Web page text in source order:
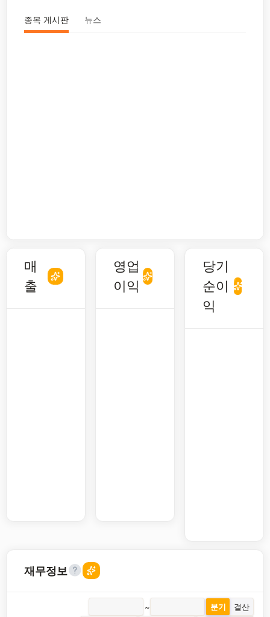
종목 게시판 뉴스
매
출
영업
이익
당기
순이
익
재무정보
~ 분기
결산